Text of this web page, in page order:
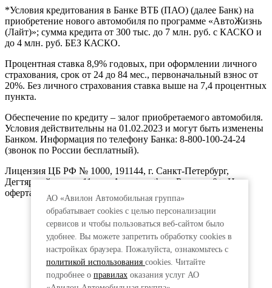
АО «Авилон Автомобильная группа»
обрабатывает cookies с целью персонализации
сервисов и чтобы пользоваться веб-сайтом было
удобнее. Вы можете запретить обработку сookies в
настройках браузера. Пожалуйста, ознакомьтесь с
политикой использования cookies. Читайте
подробнее о правилахоказания услуг АО
*Условия кредитования в Банке ВТБ (ПАО) (далее Банк) на
приобретение нового автомобиля по программе «АвтоЖизнь
(Лайт)»; сумма кредита от 300 тыс. до 7 млн. руб. с КАСКО и
до 4 млн. руб. БЕЗ КАСКО.
Процентная ставка 8,9% годовых, при оформлении личного
страхования, срок от 24 до 84 мес., первоначальный взнос от
20%. Без личного страхования ставка выше на 7,4 процентных
пункта.
Обеспечение по кредиту – залог приобретаемого автомобиля.
Условия действительны на 01.02.2023 и могут быть изменены
Банком. Информация по телефону Банка: 8-800-100-24-24
(звонок по России бесплатный).
Лицензия ЦБ РФ № 1000, 191144, г. Санкт-Петербург,
Дегтярный пер., д.11, лит.А. www.vtb.ru. Реклама 0+. Не
оферта.